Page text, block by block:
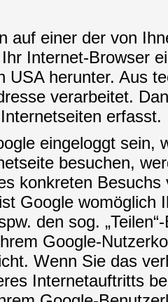
auf einer der von
Internet-Browser
USA herunter. Aus
verarbeitet.
erfasst.
eingeloggt sein,
besuchen,
konkreten
Google womöglich
den sog.
Google-
Wenn Sie das
Internetauftritts